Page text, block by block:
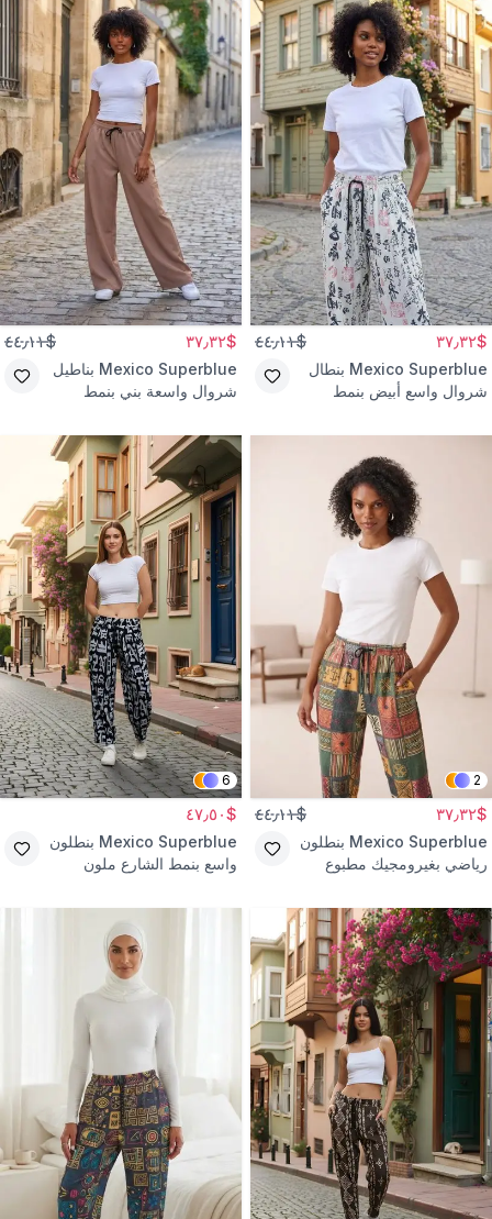
$٣٧٫٣٢ $٤٤٫١١
Mexico Superblue بنطال
شروال واسع أبيض بنمط
$٣٧٫٣٢ $٤٤٫١١
Mexico Superblue بناطيل
شروال واسعة بني بنمط
2
$٣٧٫٣٢ $٤٤٫١١
Mexico Superblue بنطلون
رياضي بغيرومجيك مطبوع
6
$٤٧٫٥٠
Mexico Superblue بنطلون
واسع بنمط الشارع ملون